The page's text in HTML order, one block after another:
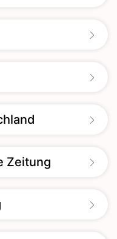
Zeitung